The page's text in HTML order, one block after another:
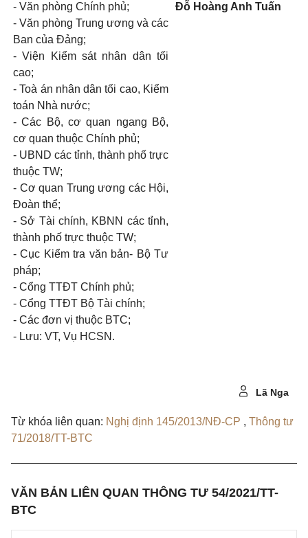
- Văn phòng Chính phủ;
- Văn phòng Trung ương và các
Ban của Đảng;
- Viện Kiểm sát nhân dân tối
cao;
- Toà án nhân dân tối cao, Kiểm
toán Nhà nước;
- Các Bộ, cơ quan ngang Bộ,
cơ quan thuộc Chính phủ;
- UBND các tỉnh, thành phố trực
thuộc TW;
- Cơ quan Trung ương các Hội,
Đoàn thể;
- Sở Tài chính, KBNN các tỉnh,
thành phố trực thuộc TW;
- Cục Kiểm tra văn bản- Bộ Tư
pháp;
- Cổng TTĐT Chính phủ;
- Cổng TTĐT Bộ Tài chính;
- Các đơn vị thuộc BTC;
- Lưu: VT, Vụ HCSN.
Đỗ Hoàng Anh Tuấn
Lã Nga
Từ khóa liên quan: Nghị định 145/2013/NĐ-CP , Thông tư
71/2018/TT-BTC
VĂN BẢN LIÊN QUAN THÔNG TƯ 54/2021/TT-
BTC